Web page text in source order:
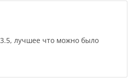
лучшее что можно было